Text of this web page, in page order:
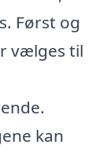
Først og
vælges til
kan